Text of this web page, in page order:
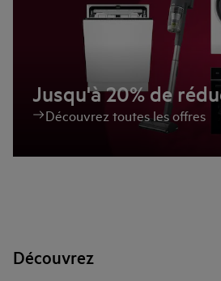
Jusqu'à 20% de
Découvrez toutes les offres
Découvrez